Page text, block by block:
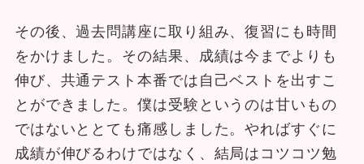
その後、過去問講座に取り組み、復習にも時間
をかけました。その結果、成績は今までよりも
伸び、共通テスト本番では自己ベストを出すこ
とができました。僕は受験というのは甘いもの
ではないととても痛感しました。やればすぐに
成績が伸びるわけではなく、結局はコツコツ勉